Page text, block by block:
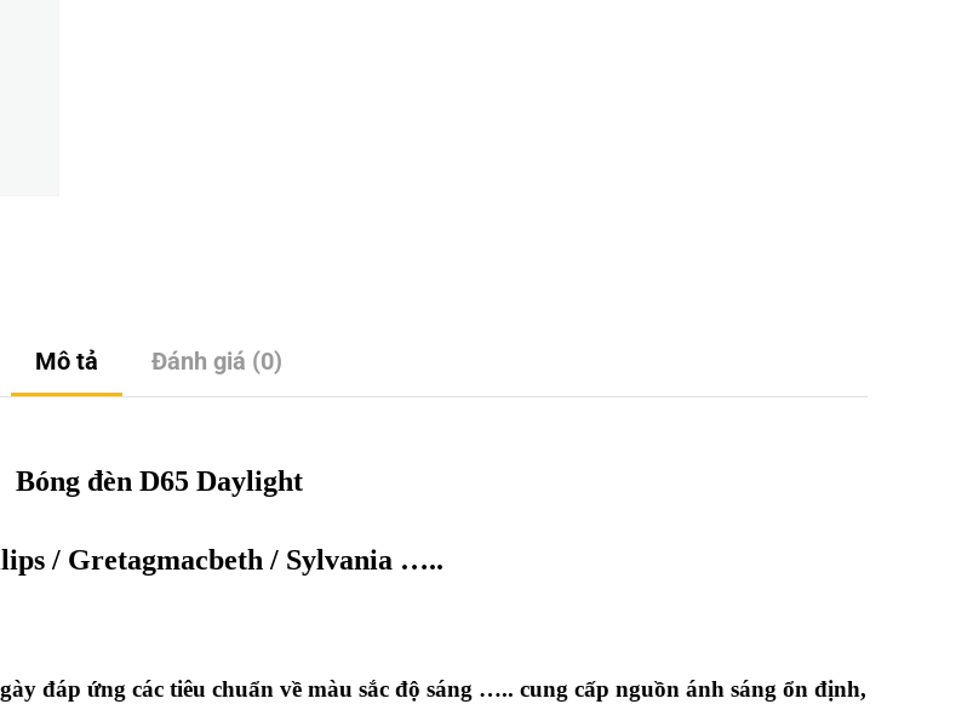
Mô tả Đánh giá (0)
Bóng đèn D65 Daylight
/ Gretagmacbeth / Sylvania …..
đáp ứng các tiêu chuẩn về màu sắc độ sáng ….. cung cấp nguồn ánh sáng ổn định,